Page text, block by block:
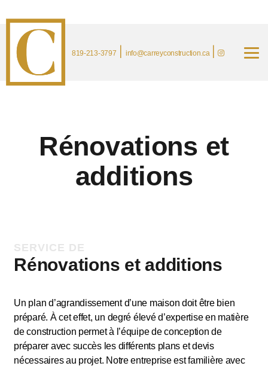
819-213-3797 info@carreyconstruction.ca
Rénovations et
additions
SERVICE DE
Rénovations et additions
Un plan d’agrandissement d’une maison doit être bien
préparé. À cet effet, un degré élevé d’expertise en matière
de construction permet à l’équipe de conception de
préparer avec succès les différents plans et devis
nécessaires au projet. Notre entreprise est familière avec